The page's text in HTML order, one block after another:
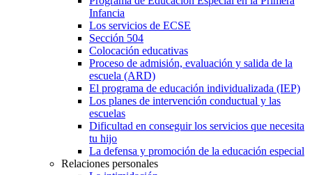
Infancia
Los servicios de ECSE
Sección 504
Colocación educativas
Proceso de admisión, evaluación y salida de la
escuela (ARD)
El programa de educación individualizada (IEP)
Los planes de intervención conductual y las
escuelas
Dificultad en conseguir los servicios que necesita
tu hijo
La defensa y promoción de la educación especial
Relaciones personales